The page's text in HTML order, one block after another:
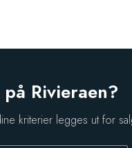
Rivieraen?
kriterier legges ut for